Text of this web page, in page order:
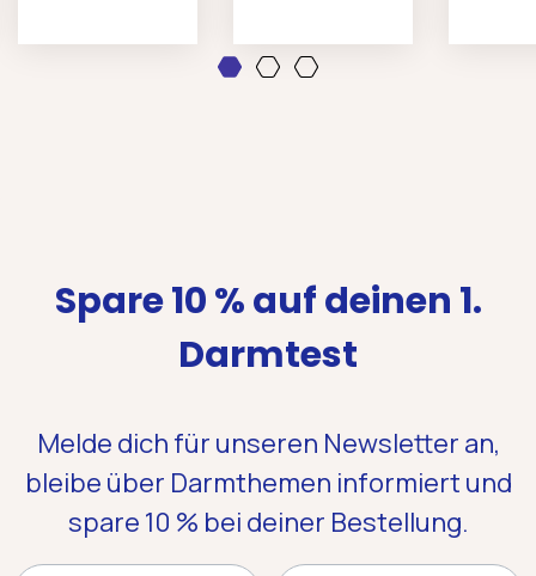
Spare 10 % auf deinen 1.
Darmtest
Melde dich für unseren Newsletter an,
bleibe über Darmthemen informiert und
spare 10 % bei deiner Bestellung.